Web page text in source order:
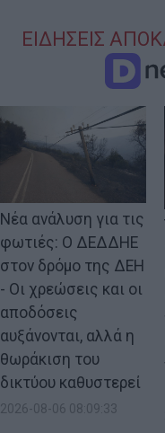
ΕΙΔΗΣΕΙΣ
Νέα ανάλυση για τις
φωτιές: Ο ΔΕΔΔΗΕ
στον δρόμο της ΔΕΗ
- Οι χρεώσεις και οι
αποδόσεις
αυξάνονται, αλλά η
θωράκιση του
δικτύου καθυστερεί
2026-08-06 08:09:33